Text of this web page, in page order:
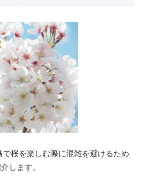
で桜を楽しむ際に混雑を避けるため
します。